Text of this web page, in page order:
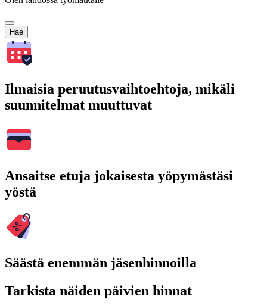
Hae
Ilmaisia peruutusvaihtoehtoja, mikäli
suunnitelmat muuttuvat
Ansaitse etuja jokaisesta yöpymästäsi
yöstä
Säästä enemmän jäsenhinnoilla
Tarkista näiden päivien hinnat